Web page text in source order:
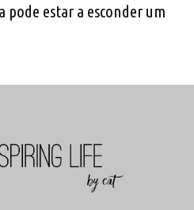
pode estar a esconder um